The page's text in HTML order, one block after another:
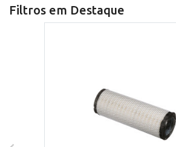
Filtros em Destaque